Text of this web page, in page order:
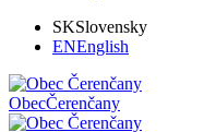
SKSlovensky
ENEnglish
ObecČerenčany